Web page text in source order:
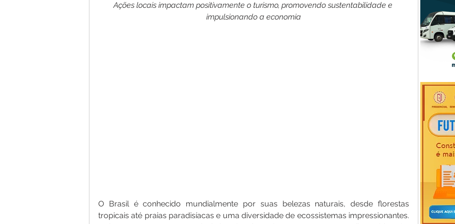
Ações locais impactam positivamente o turismo, promovendo sustentabilidade e
impulsionando a economia
O Brasil é conhecido mundialmente por suas belezas naturais, desde florestas
tropicais até praias paradisíacas e uma diversidade de ecossistemas impressionantes.